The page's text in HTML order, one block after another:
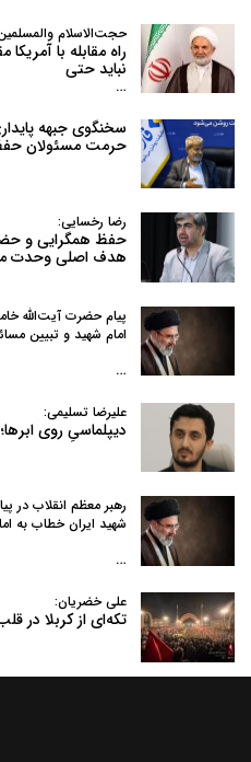
حجت‌الاسلام
راه مقابله با
نباید حتی
…
سخنگوی جبهه
حرمت مسئولان
رضا رخسایی:
حفظ همگرایی و
هدف اصلی وحدت
پیام حضرت آیت‌الله
امام شهید و تبیین
…
علیرضا تسلیمی:
دیپلماسیِ روی
رهبر معظم انقلاب در
شهید ایران خطاب به
…
علی خضریان:
تکه‌ای از کربلا در